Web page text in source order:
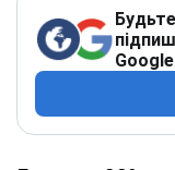
Google